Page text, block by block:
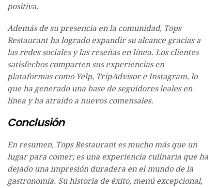
positiva.
Además de su presencia en la comunidad, Tops
Restaurant ha logrado expandir su alcance gracias a
las redes sociales y las reseñas en línea. Los clientes
satisfechos comparten sus experiencias en
plataformas como Yelp, TripAdvisor e Instagram, lo
que ha generado una base de seguidores leales en
línea y ha atraído a nuevos comensales.
Conclusión
En resumen, Tops Restaurant es mucho más que un
lugar para comer; es una experiencia culinaria que ha
dejado una impresión duradera en el mundo de la
gastronomía. Su historia de éxito, menú excepcional,